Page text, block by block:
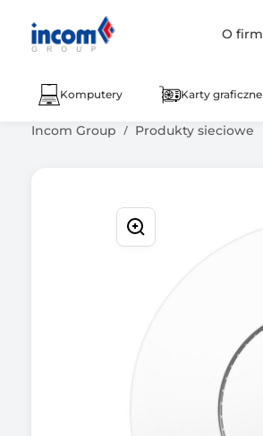
O
Komputery Karty graficzne
Incom Group Produkty sieciowe